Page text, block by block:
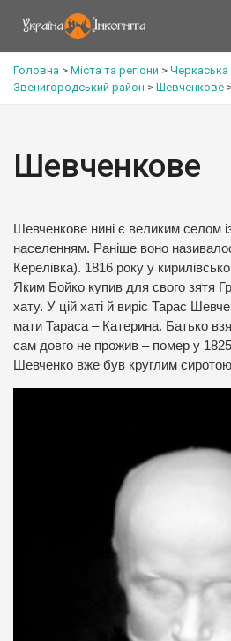
Головна > Міста та регіони > Черкаська
Звенигородський район > Шевченкове
Шевченкове
Шевченкове нині є великим селом
населенням. Раніше воно
Керелівка). 1816 року у
Яким Бойко купив для свого зятя
хату. У цій хаті й виріс Тарас
мати Тараса – Катерина. Батько
сам довго не прожив – помер у 1825
Шевченко вже був круглим